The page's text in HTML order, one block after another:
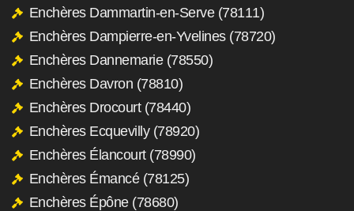
Enchères Dammartin-en-Serve (78111)
Enchères Dampierre-en-Yvelines (78720)
Enchères Dannemarie (78550)
Enchères Davron (78810)
Enchères Drocourt (78440)
Enchères Ecquevilly (78920)
Enchères Élancourt (78990)
Enchères Émancé (78125)
Enchères Épône (78680)